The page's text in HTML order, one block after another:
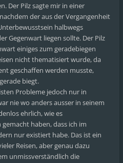
Der Pilz sagte mir in einer
der aus der Vergangenheit
halbwegs
Gegenwart liegen sollte. Der Pilz
einiges zum geradebiegen
nicht thematisiert wurde, da
geschaffen werden musste,
biegt.
Probleme jedoch nur in
nie wo anders ausser in seinem
ehrlich, wie es
haben, dass ich im
nur existiert habe. Das ist ein
Reisen, aber genau dazu
unmissverständlich die